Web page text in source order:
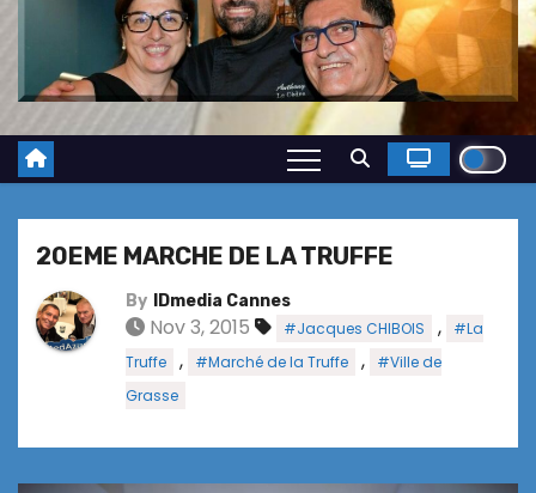
20EME MARCHE DE LA TRUFFE
By IDmedia Cannes
Nov 3, 2015 #Jacques CHIBOIS ,
#La
Truffe
, #Marché de la Truffe ,
#Ville de
Grasse